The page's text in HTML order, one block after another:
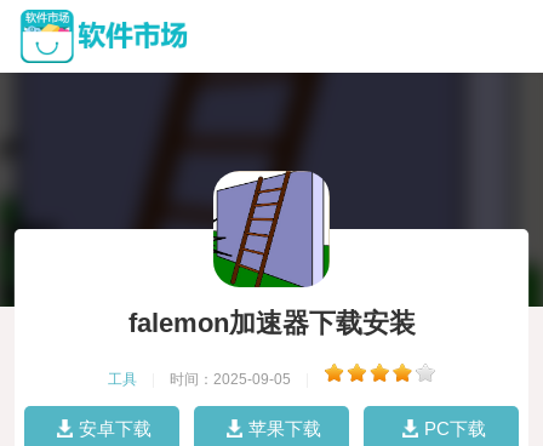
falemon加速器下载安装
工具 时间：2025-09-05
安卓下载 苹果下载 PC下载